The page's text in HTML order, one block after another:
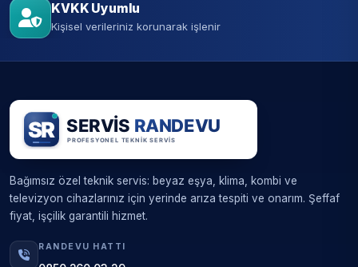
KVKK Uyumlu
Kişisel verileriniz korunarak işlenir
Bağımsız özel teknik servis: beyaz eşya, klima, kombi ve
televizyon cihazlarınız için yerinde arıza tespiti ve onarım. Şeffaf
fiyat, işçilik garantili hizmet.
RANDEVU HATTI